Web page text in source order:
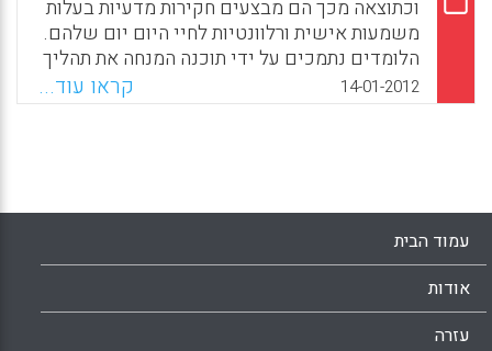
וכתוצאה מכך הם מבצעים חקירות מדעיות בעלות
משמעות אישית ורלוונטיות לחיי היום יום שלהם.
הלומדים נתמכים על ידי תוכנה המנחה את תהליך
החקר המשתרע מתוך הכיתה לתוך שטח בית הספר
ומעבר לו, בבית או בחוץ ( Ainsworth, Shaaron
14-01-2012 קראו עוד...
עמוד הבית
אודות
עזרה